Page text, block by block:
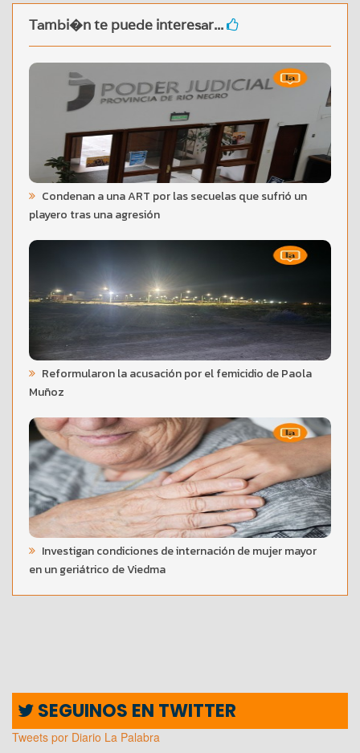
Tambi�n te puede interesar...
Condenan a una ART por las secuelas que sufrió un
playero tras una agresión
Reformularon la acusación por el femicidio de Paola
Muñoz
Investigan condiciones de internación de mujer mayor
en un geriátrico de Viedma
SEGUINOS EN TWITTER
Tweets por Diario La Palabra